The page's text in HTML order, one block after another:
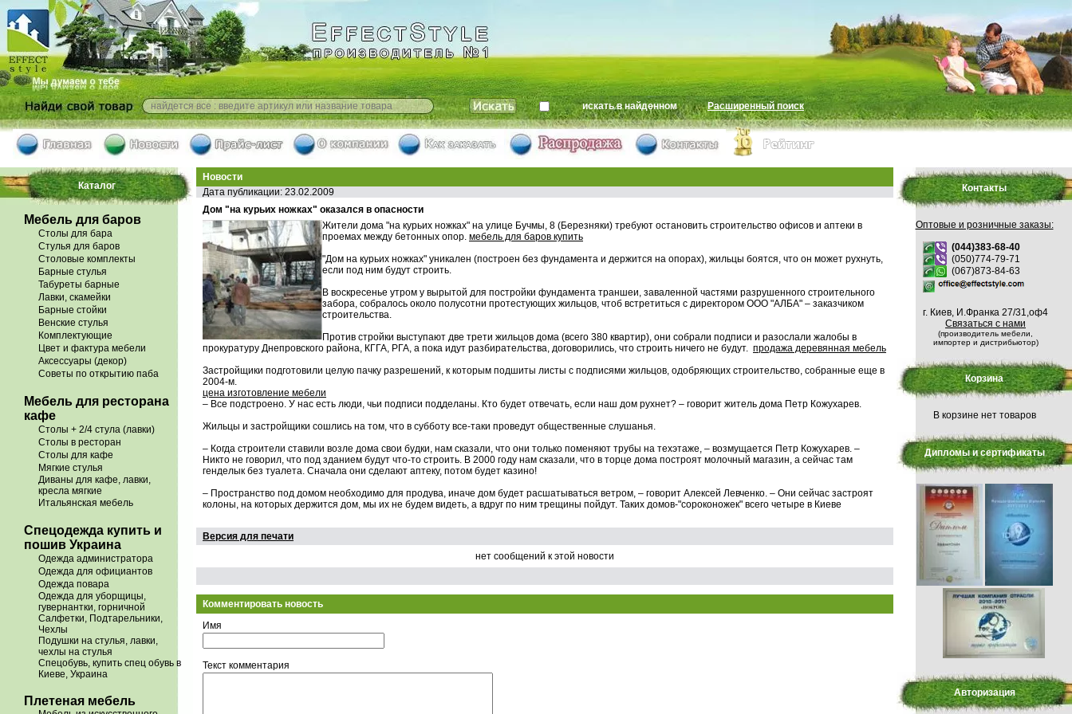
искать в найденном Расширенный поиск
Каталог
Мебель для баров
Столы для бара
Стулья для баров
Столовые комплекты
Барные стулья
Табуреты барные
Лавки, скамейки
Барные стойки
Венские стулья
Комплектующие
Цвет и фактура мебели
Аксессуары (декор)
Советы по открытию паба
Мебель для ресторана
кафе
Столы + 2/4 стула (лавки)
Столы в ресторан
Столы для кафе
Мягкие стулья
Диваны для кафе, лавки,
кресла мягкие
Итальянская мебель
Спецодежда купить и
пошив Украина
Одежда администратора
Одежда для официантов
Одежда повара
Одежда для уборщицы,
гувернантки, горничной
Салфетки, Подтарельники,
Чехлы
Подушки на стулья, лавки,
чехлы на стулья
Спецобувь, купить спец обувь в
Киеве, Украина
Плетеная мебель
Новости
Дата публикации: 23.02.2009
Дом "на курьих ножках" оказался в опасности
Жители дома "на курьих ножках" на улице Бучмы, 8 (Березняки) требуют остановить строительство офисов и аптеки в
проемах между бетонных опор. мебель для баров купить
"Дом на курьих ножках" уникален (построен без фундамента и держится на опорах), жильцы боятся, что он может рухнуть,
если под ним будут строить.
В воскресенье утром у вырытой для постройки фундамента траншеи, заваленной частями разрушенного строительного
забора, собралось около полусотни протестующих жильцов, чтоб встретиться с директором ООО "АЛБА" – заказчиком
строительства.
Против стройки выступают две трети жильцов дома (всего 380 квартир), они собрали подписи и разослали жалобы в
прокуратуру Днепровского района, КГГА, РГА, а пока идут разбирательства, договорились, что строить ничего не будут. продажа деревянная мебель
Застройщики подготовили целую пачку разрешений, к которым подшиты листы с подписями жильцов, одобряющих строительство, собранные еще в
2004-м.
цена изготовление мебели
– Все подстроено. У нас есть люди, чьи подписи подделаны. Кто будет отвечать, если наш дом рухнет? – говорит житель дома Петр Кожухарев.
Жильцы и застройщики сошлись на том, что в субботу все-таки проведут общественные слушанья.
– Когда строители ставили возле дома свои будки, нам сказали, что они только поменяют трубы на техэтаже, – возмущается Петр Кожухарев. –
Никто не говорил, что под зданием будут что-то строить. В 2000 году нам сказали, что в торце дома построят молочный магазин, а сейчас там
генделык без туалета. Сначала они сделают аптеку, потом будет казино!
– Пространство под домом необходимо для продува, иначе дом будет расшатываться ветром, – говорит Алексей Левченко. – Они сейчас застроят
колоны, на которых держится дом, мы их не будем видеть, а вдруг по ним трещины пойдут. Таких домов-"сороконожек" всего четыре в Киеве
Версия для печати
нет сообщений к этой новости
Комментировать новость
Имя
Текст комментария
Контакты
Оптовые и розничные заказы:
(044)383-68-40
(050)774-79-71
(067)873-84-63
г. Киев, И.Франка 27/31,оф4
Связаться с нами
(производитель мебели,
импортер и дистрибьютор)
Корзина
В корзине нет товаров
Дипломы и сертификаты
Авторизация